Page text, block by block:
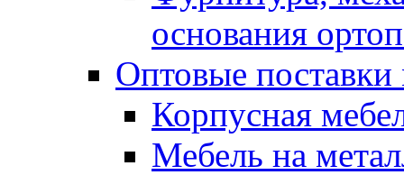
основания
Оптовые поставки
Корпусная
Мебель на